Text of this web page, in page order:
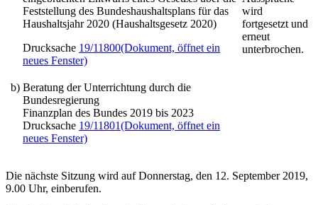
Feststellung des Bundeshaushaltsplans für das
Haushaltsjahr 2020 (Haushaltsgesetz 2020)
Drucksache 19/11800(Dokument, öffnet ein
neues Fenster)
wird
fortgesetzt und
erneut
unterbrochen.
b) Beratung der Unterrichtung durch die
Bundesregierung
Finanzplan des Bundes 2019 bis 2023
Drucksache 19/11801(Dokument, öffnet ein
neues Fenster)
Die nächste Sitzung wird auf Donnerstag, den 12. September 2019,
9.00 Uhr, einberufen.